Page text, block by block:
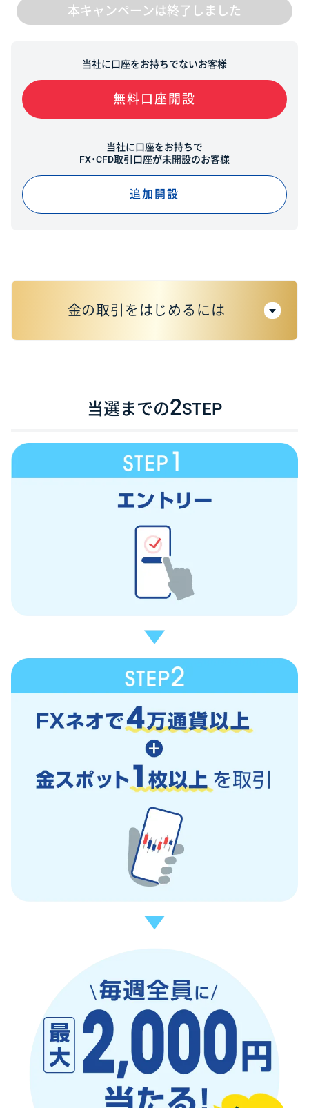
本キャンペーンは終了しました
当社に口座をお持ちでないお客様
無料口座開設
当社に口座をお持ちで
FX・CFD取引口座が未開設のお客様
追加開設
金の取引をはじめるには
当社に口座をお持ちでないお客様
無料口座開設
CFD取引口座が未開設のお客様
追加開設
2.取引アプリをインストール
・取引アプリの【入出金/振替】ボタンから入金。
・【入金】タブで金融機関を選択し、入金額を入力して、
各金融機関のページへ
当選までの2STEP